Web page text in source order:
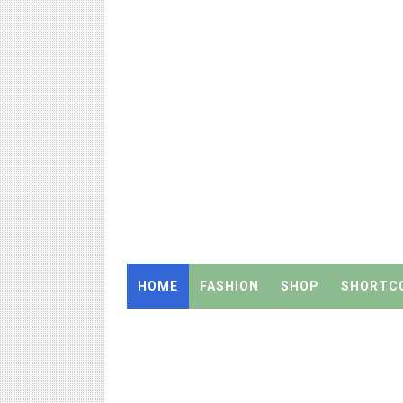
TN Teachers Leave Rules:
TN Budget Assembly
நாமக்கல் மாவட்டம்: மக்கள் தொகை
TN Budget 2026-2027
பள்ளி மாணவர்களுக்கு 4 செட்
HOME FASHION SHOP